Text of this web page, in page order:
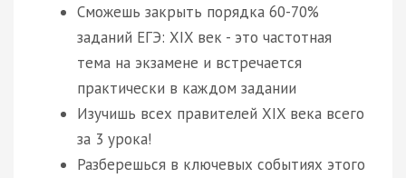
Сможешь закрыть порядка 60-70%
заданий ЕГЭ: XIX век - это частотная
тема на экзамене и встречается
практически в каждом задании
Изучишь всех правителей XIX века всего
за 3 урока!
Разберешься в ключевых событиях этого